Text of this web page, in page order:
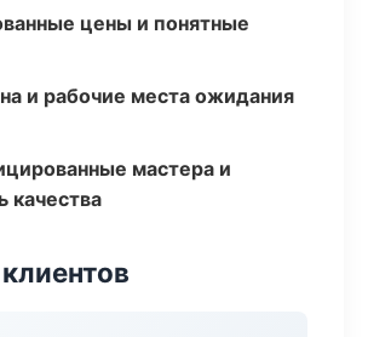
цены и понятные
и рабочие места ожидания
мастера и
качества